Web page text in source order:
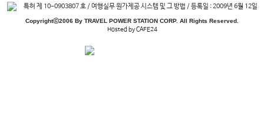
특허 제 10-0903807 호 / 여행실무 원가제공 시스템 및 그 방법 / 등록일 : 2009년 6월 12일
Copyrightⓒ2006 By TRAVEL POWER STATION CORP. All Rights Reserved.
Hosted by CAFE24